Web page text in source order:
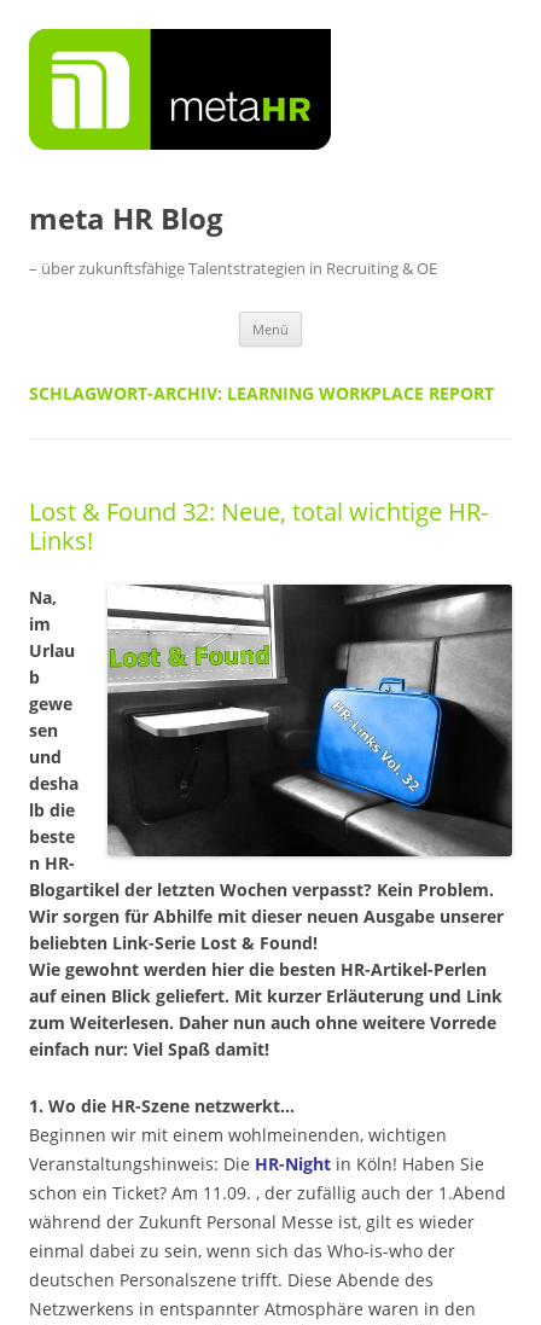
Inhalt
springen
meta HR Blog
– über zukunftsfähige Talentstrategien in Recruiting & OE
Menü
SCHLAGWORT-ARCHIV: LEARNING WORKPLACE REPORT
Lost & Found 32: Neue, total wichtige HR-
Links!
Na,
im
Urlau
b
gewe
sen
und
desha
lb die
beste
n HR-
Blogartikel der letzten Wochen verpasst? Kein Problem.
Wir sorgen für Abhilfe mit dieser neuen Ausgabe unserer
beliebten Link-Serie Lost & Found!
Wie gewohnt werden hier die besten HR-Artikel-Perlen
auf einen Blick geliefert. Mit kurzer Erläuterung und Link
zum Weiterlesen. Daher nun auch ohne weitere Vorrede
einfach nur: Viel Spaß damit!
1. Wo die HR-Szene netzwerkt…
Beginnen wir mit einem wohlmeinenden, wichtigen
Veranstaltungshinweis: Die HR-Night in Köln! Haben Sie
schon ein Ticket? Am 11.09. , der zufällig auch der 1.Abend
während der Zukunft Personal Messe ist, gilt es wieder
einmal dabei zu sein, wenn sich das Who-is-who der
deutschen Personalszene trifft. Diese Abende des
Netzwerkens in entspannter Atmosphäre waren in den